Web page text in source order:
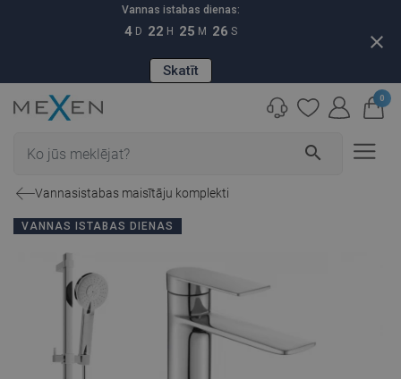
Vannas istabas dienas:
4 D 22 H 25 M 25 S
Skatīt
close
search
0
Vannasistabas maisītāju komplekti
VANNAS ISTABAS DIENAS